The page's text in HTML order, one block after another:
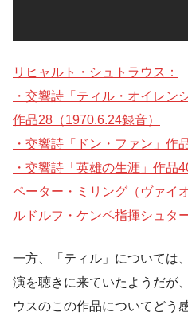
リヒャルト・シュトラウス：
・交響詩「ティル・オイレン
作品28（1970.6.24録音）
・交響詩「ドン・ファン」作
・交響詩「英雄の生涯」作品
ペーター・ミリング（ヴァイ
ルドルフ・ケンペ指揮シュタ
一方、「ティル」については
演を聴きに来ていたようだが
ウスのこの作品についてど